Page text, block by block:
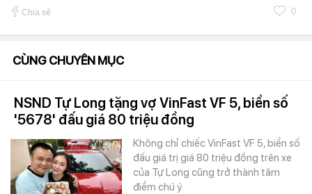
Chia sẻ 0
CÙNG CHUYÊN MỤC
NSND Tự Long tặng vợ VinFast VF 5, biển số
'5678' đấu giá 80 triệu đồng
Không chỉ chiếc VinFast VF 5, biển số
đấu giá trị giá 80 triệu đồng trên xe
của Tự Long cũng trở thành tâm
điểm chú ý.